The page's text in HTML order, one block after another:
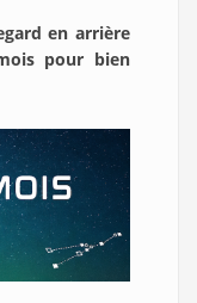
en arrière
pour bien